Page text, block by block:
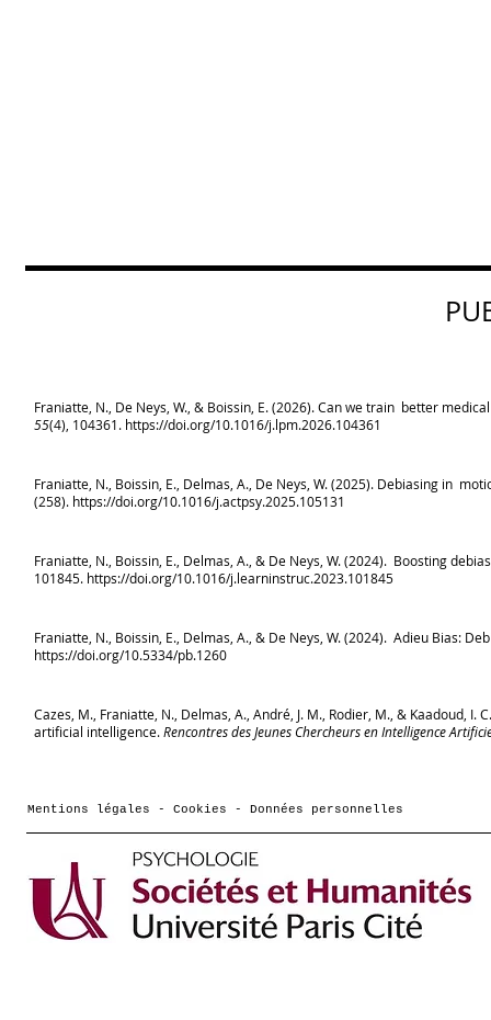
Franiatte, N., De Neys, W., & Boissin, E. (2026). Can we train better
55(4), 104361. https://doi.org/10.1016/j.lpm.2026.104361
Franiatte, N., Boissin, E., Delmas, A., De Neys, W. (2025). Debiasing in
(258). https://doi.org/10.1016/j.actpsy.2025.105131
Franiatte, N., Boissin, E., Delmas, A., & De Neys, W. (2024). Boosting
101845. https://doi.org/10.1016/j.learninstruc.2023.101845
Franiatte, N., Boissin, E., Delmas, A., & De Neys, W. (2024). Adieu Bias:
https://doi.org/10.5334/pb.1260
Cazes, M., Franiatte, N., Delmas, A., André, J. M., Rodier, M., & Kaadoud,
artificial intelligence.Rencontres des Jeunes Chercheurs en Intelligence
Mentions légales - Cookies - Données personnelles